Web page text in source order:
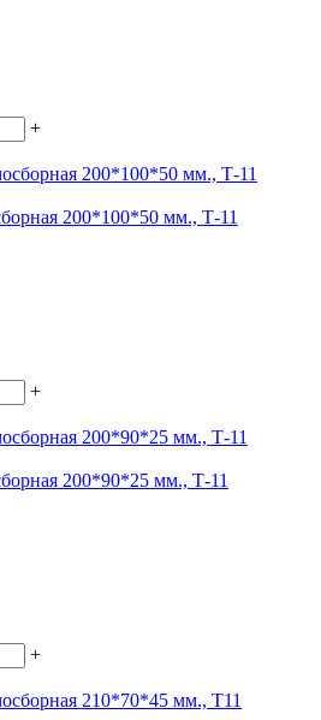
+
200*100*50 мм., Т-11
+
200*90*25 мм., Т-11
+